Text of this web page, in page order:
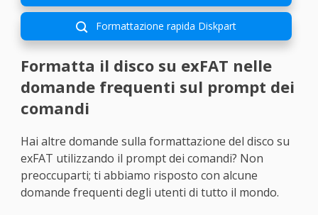
 Formattazione rapida Diskpart
Formatta il disco su exFAT nelle
domande frequenti sul prompt dei
comandi
Hai altre domande sulla formattazione del disco su
exFAT utilizzando il prompt dei comandi? Non
preoccuparti; ti abbiamo risposto con alcune
domande frequenti degli utenti di tutto il mondo.